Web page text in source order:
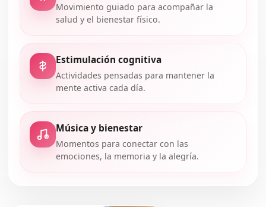
Movimiento guiado para acompañar la
salud y el bienestar físico.
Estimulación cognitiva
Actividades pensadas para mantener la
mente activa cada día.
Música y bienestar
Momentos para conectar con las
emociones, la memoria y la alegría.